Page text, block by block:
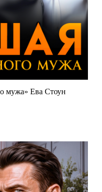
мужа» Ева Стоун